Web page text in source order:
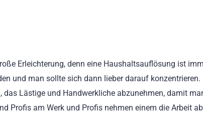
Erleichterung, denn eine Haushaltsauflösung ist
und man sollte sich dann lieber darauf konzentrieren.
Lästige und Handwerkliche abzunehmen, damit
Profis am Werk und Profis nehmen einem die Arbeit